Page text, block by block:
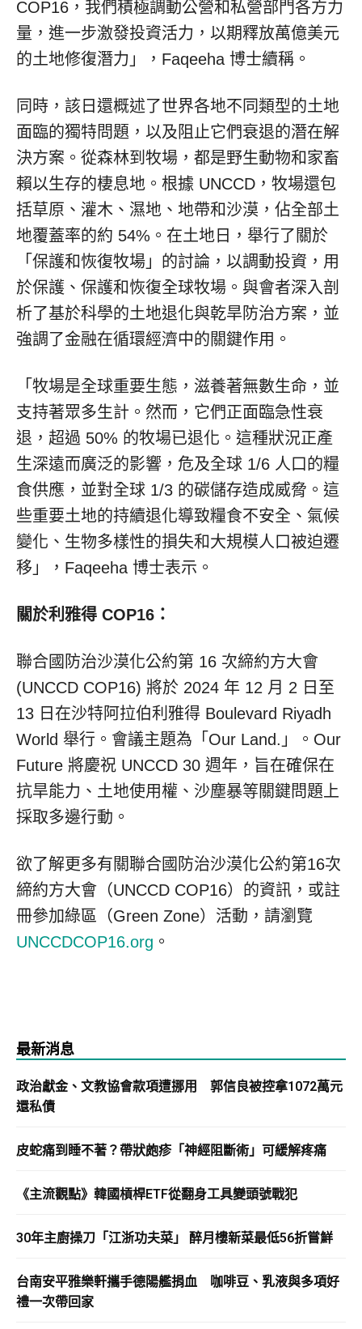
COP16，我們積極調動公營和私營部門各方力
量，進一步激發投資活力，以期釋放萬億美元
的土地修復潛力」，Faqeeha 博士續稱。
同時，該日還概述了世界各地不同類型的土地
面臨的獨特問題，以及阻止它們衰退的潛在解
決方案。從森林到牧場，都是野生動物和家畜
賴以生存的棲息地。根據 UNCCD，牧場還包
括草原、灌木、濕地、地帶和沙漠，佔全部土
地覆蓋率的約 54%。在土地日，舉行了關於
「保護和恢復牧場」的討論，以調動投資，用
於保護、保護和恢復全球牧場。與會者深入剖
析了基於科學的土地退化與乾旱防治方案，並
強調了金融在循環經濟中的關鍵作用。
「牧場是全球重要生態，滋養著無數生命，並
支持著眾多生計。然而，它們正面臨急性衰
退，超過 50% 的牧場已退化。這種狀況正產
生深遠而廣泛的影響，危及全球 1/6 人口的糧
食供應，並對全球 1/3 的碳儲存造成威脅。這
些重要土地的持續退化導致糧食不安全、氣候
變化、生物多樣性的損失和大規模人口被迫遷
移」，Faqeeha 博士表示。
關於利雅得 COP16：
聯合國防治沙漠化公約第 16 次締約方大會
(UNCCD COP16) 將於 2024 年 12 月 2 日至
13 日在沙特阿拉伯利雅得 Boulevard Riyadh
World 舉行。會議主題為「Our Land.」。Our
Future 將慶祝 UNCCD 30 週年，旨在確保在
抗旱能力、土地使用權、沙塵暴等關鍵問題上
採取多邊行動。
欲了解更多有關聯合國防治沙漠化公約第16次
締約方大會（UNCCD COP16）的資訊，或註
冊參加綠區（Green Zone）活動，請瀏覽
UNCCDCOP16.org 。
最新消息
政治獻金、文教協會款項遭挪用 郭信良被控拿1072萬元
還私債
皮蛇痛到睡不著？帶狀皰疹「神經阻斷術」可緩解疼痛
《主流觀點》韓國槓桿ETF從翻身工具變頭號戰犯
30年主廚操刀「江浙功夫菜」 醉月樓新菜最低56折嘗鮮
台南安平雅樂軒攜手德陽艦捐血 咖啡豆、乳液與多項好
禮一次帶回家